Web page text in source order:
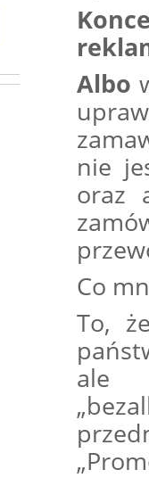
Albo
nie
oraz
Co
To,
ale